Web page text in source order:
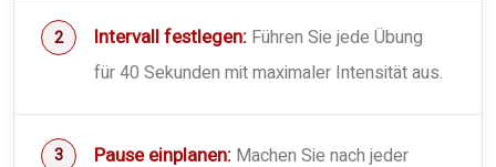
Intervall festlegen: Führen Sie jede Übung
für 40 Sekunden mit maximaler Intensität aus.
Pause einplanen: Machen Sie nach jeder